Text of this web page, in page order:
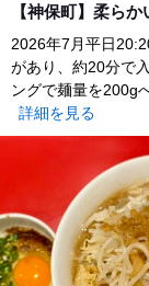
【神保町】柔ら
2026年7月平日
があり、約20分で
ングで麺量を200g
詳細を見る